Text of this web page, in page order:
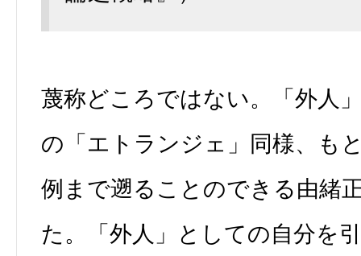
蔑称どころではない。「外人
の「エトランジェ」同様、も
例まで遡ることのできる由緒
た。「外人」としての自分を